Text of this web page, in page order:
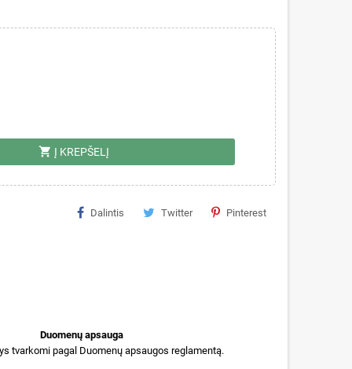
shopping_cart Į KREPŠELĮ
Dalintis Twitter Pinterest
Duomenų apsauga
tvarkomi pagal Duomenų apsaugos reglamentą.